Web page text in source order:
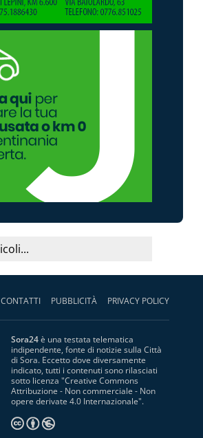
CONTATTI PUBBLICITÀ PRIVACY POLICY
Sora24è una testata telematica
indipendente, fonte di notizie sulla Città
di Sora. Eccetto dove diversamente
indicato, tutti i contenuti sono rilasciati
sotto licenza "Creative Commons
Attribuzione - Non commerciale - Non
opere derivate 4.0 Internazionale".